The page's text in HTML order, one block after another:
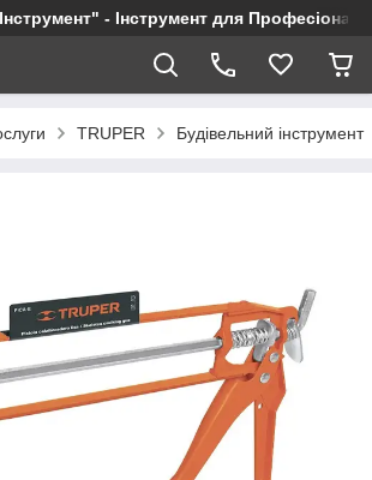
- Інструмент для
TRUPER Будівельний інструмент